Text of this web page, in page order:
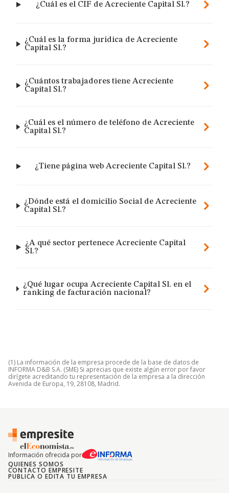
¿Cuál es el CIF de Acreciente Capital Sl.?
¿Cuál es la forma jurídica de Acreciente
Capital Sl.?
¿Cuántos trabajadores tiene Acreciente
Capital Sl.?
¿Cuál es el número de teléfono de Acreciente
Capital Sl.?
¿Tiene página web Acreciente Capital Sl.?
¿Dónde está el domicilio Social de Acreciente
Capital Sl.?
¿A qué sector pertenece Acreciente Capital
Sl.?
¿Qué lugar ocupa Acreciente Capital Sl. en el
ranking de facturación nacional?
(1) La información de la empresa procede de la base de datos de
INFORMA D&B S.A. (SME) Si aprecias que existe algún error por favor
dirígete acreditando tu representación de la empresa a la dirección
Avenida de Europa, 19, 28108, Madrid.
Información ofrecida por
QUIENES SOMOS
CONTACTO EMPRESITE
PUBLICA O EDITA TU EMPRESA